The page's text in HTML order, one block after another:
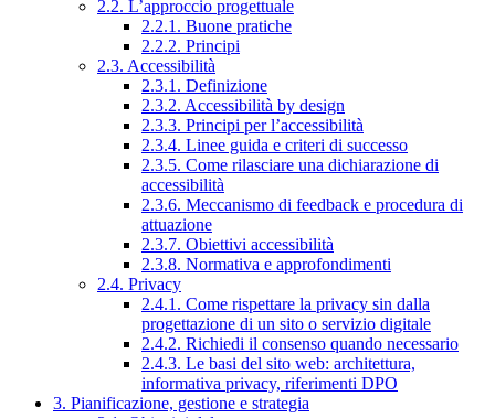
2.2. L’approccio progettuale
2.2.1. Buone pratiche
2.2.2. Principi
2.3. Accessibilità
2.3.1. Definizione
2.3.2. Accessibilità by design
2.3.3. Principi per l’accessibilità
2.3.4. Linee guida e criteri di successo
2.3.5. Come rilasciare una dichiarazione di
accessibilità
2.3.6. Meccanismo di feedback e procedura di
attuazione
2.3.7. Obiettivi accessibilità
2.3.8. Normativa e approfondimenti
2.4. Privacy
2.4.1. Come rispettare la privacy sin dalla
progettazione di un sito o servizio digitale
2.4.2. Richiedi il consenso quando necessario
2.4.3. Le basi del sito web: architettura,
informativa privacy, riferimenti DPO
3. Pianificazione, gestione e strategia